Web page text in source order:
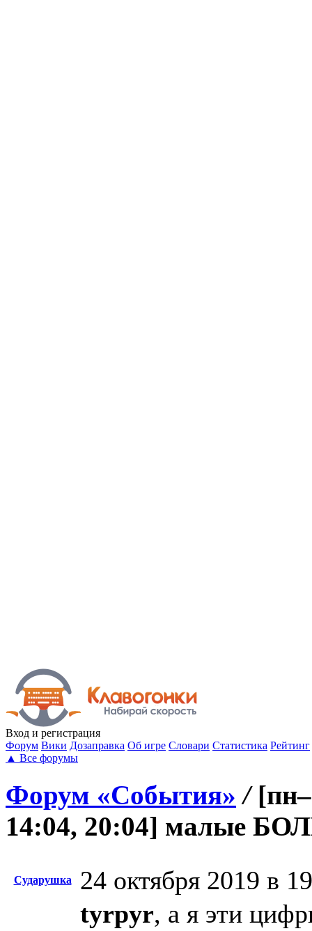
Вход и регистрация
Форум Вики Дозаправка Об игре Словари Статистика Рейтинг
▲ Все форумы
Форум «События» /
14:04, 20:04] малые
Сударушка 24 октября 2019 в
tyrpyr, а я эти